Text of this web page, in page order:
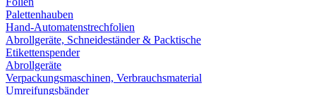
Palettenhauben
Hand-Automatenstrechfolien
Abrollgeräte, Schneideständer & Packtische
Etikettenspender
Abrollgeräte
Verpackungsmaschinen, Verbrauchsmaterial
Umreifungsbänder